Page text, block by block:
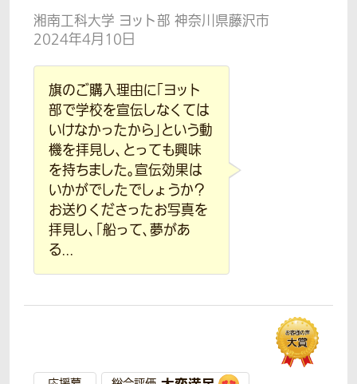
湘南工科大学 ヨット部 神奈川県藤沢市
2024年4月10日
旗のご購入理由に「ヨット
部で学校を宣伝しなくては
いけなかったから」という動
機を拝見し、とっても興味
を持ちました。宣伝効果は
いかがでしたでしょうか？
お送りくださったお写真を
拝見し、「船って、夢があ
る...